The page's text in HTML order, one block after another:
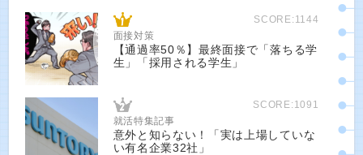
SCORE:1144
面接対策
【通過率50％】最終面接で「落ちる学
生」「採用される学生」
SCORE:1091
就活特集記事
意外と知らない！「実は上場していな
い有名企業32社」